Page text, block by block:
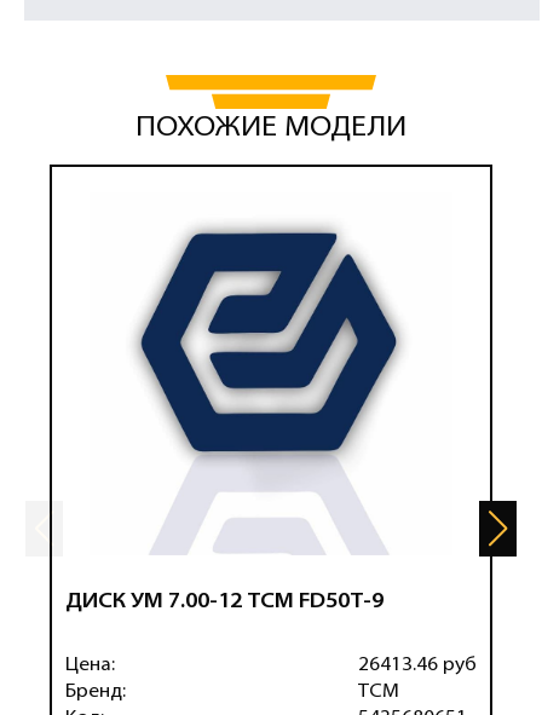
ПОХОЖИЕ МОДЕЛИ
ДИСК УМ 7.00-12 TCM FD50T-9
Цена:
Бренд:
26413.46 руб
TCM